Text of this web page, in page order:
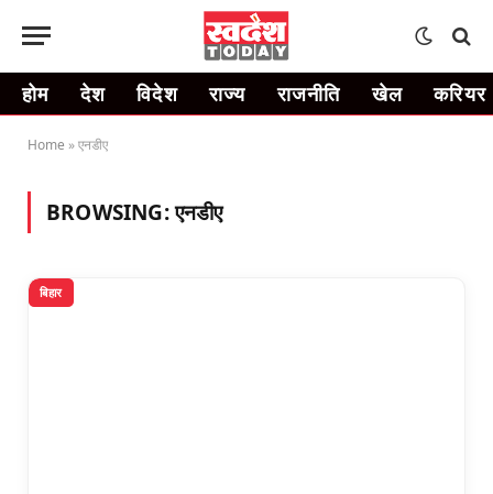
होम देश विदेश राज्य राजनीति खेल करियर
Home »एनडीए
BROWSING:एनडीए
बिहार